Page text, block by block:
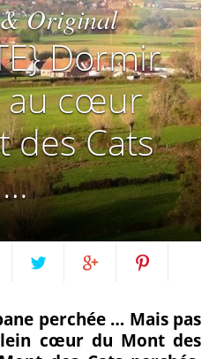
Original
Dormir
au cœur
des Cats
…
sur it
perchée … Mais pas
cœur du Mont des